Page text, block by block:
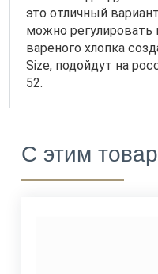
это отличный
можно регулировать
вареного хлопка
Size, подойдут на
52.
С этим